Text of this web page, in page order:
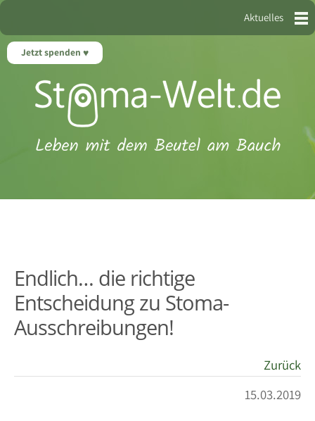
Jetzt spenden
Aktuelles
Endlich… die richtige
Entscheidung zu Stoma-
Ausschreibungen!
Zurück
15.03.2019